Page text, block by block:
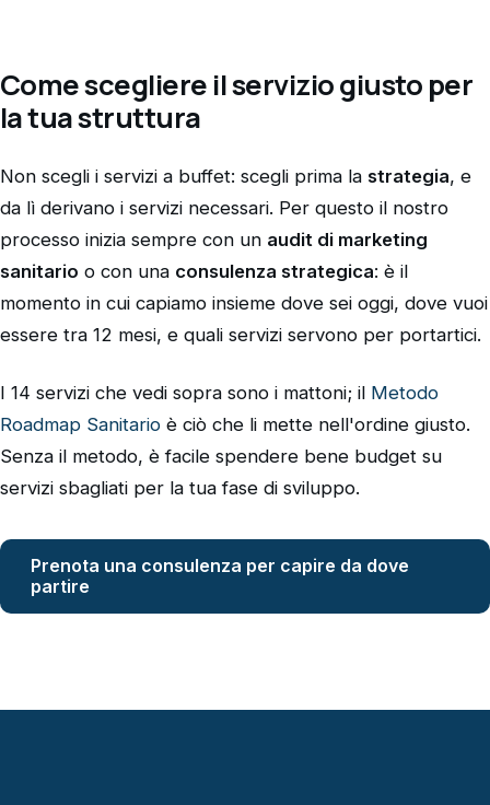
Come scegliere il servizio giusto per
la tua struttura
Non scegli i servizi a buffet: scegli prima la strategia, e
da lì derivano i servizi necessari. Per questo il nostro
processo inizia sempre con un audit di marketing
sanitario o con una consulenza strategica: è il
momento in cui capiamo insieme dove sei oggi, dove vuoi
essere tra 12 mesi, e quali servizi servono per portartici.
I 14 servizi che vedi sopra sono i mattoni; il Metodo
Roadmap Sanitario è ciò che li mette nell'ordine giusto.
Senza il metodo, è facile spendere bene budget su
servizi sbagliati per la tua fase di sviluppo.
Prenota una consulenza per capire da dove
partire